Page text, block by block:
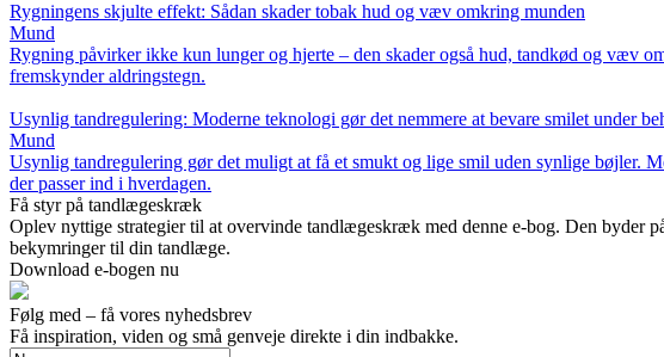
Rygningens skjulte effekt: Sådan skader tobak hud og væv omkring munden
Mund
Rygning påvirker ikke kun lunger og hjerte – den skader også hud, tandkød og væv
fremskynder aldringstegn.
Usynlig tandregulering: Moderne teknologi gør det nemmere at bevare smilet under
Mund
Usynlig tandregulering gør det muligt at få et smukt og lige smil uden synlige bøjler.
der passer ind i hverdagen.
Få styr på tandlægeskræk
Oplev nyttige strategier til at overvinde tandlægeskræk med denne e-bog. Den byder
bekymringer til din tandlæge.
Download e-bogen nu
Følg med – få vores nyhedsbrev
Få inspiration, viden og små genveje direkte i din indbakke.